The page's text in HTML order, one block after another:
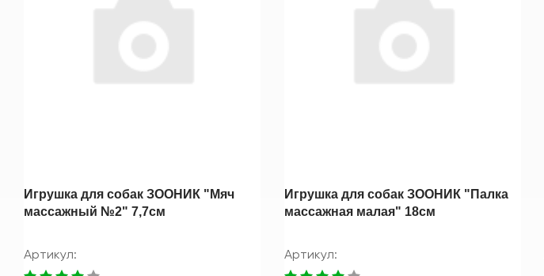
Игрушка для собак ЗООНИК "Мяч
массажный №2" 7,7см
Артикул:
Игрушка для собак ЗООНИК "Палка
массажная малая" 18см
Артикул: